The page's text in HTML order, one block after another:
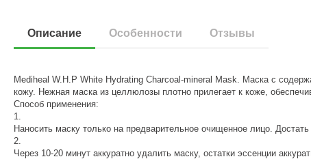
Описание Особенности Отзывы
Mediheal W.H.P White Hydrating Charcoal-mineral Mask. Маска с
кожу. Нежная маска из целлюлозы плотно прилегает к коже,
Способ применения:
1.
Наносить маску только на предварительное очищенное лицо.
2.
Через 10-20 минут аккуратно удалить маску, остатки эссенции